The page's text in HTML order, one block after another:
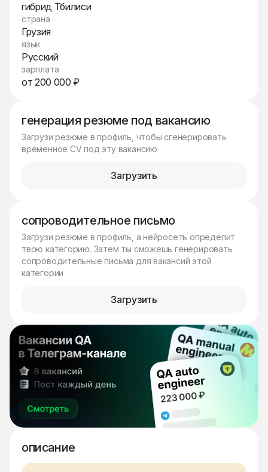
генерация резюме под вакансию
Загрузи резюме в профиль, чтобы сгенерировать
временное CV под эту вакансию
Загрузить
сопроводительное письмо
Загрузи резюме в профиль, а нейросеть определит
твою категорию. Затем ты сможешь генерировать
сопроводительные письма для вакансий этой
категории
Загрузить
описание
гибрид Тбилиси
страна
Грузия
язык
Русский
зарплата
от 200 000 ₽